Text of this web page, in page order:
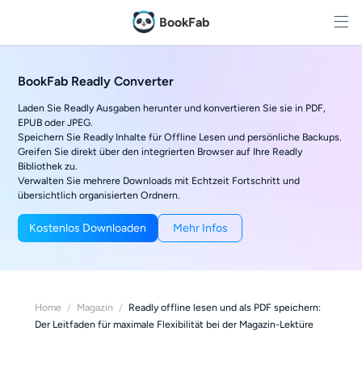
BookFab
BookFab Readly Converter
Laden Sie Readly Ausgaben herunter und konvertieren Sie sie in PDF,
EPUB oder JPEG.
Speichern Sie Readly Inhalte für Offline Lesen und persönliche Backups.
Greifen Sie direkt über den integrierten Browser auf Ihre Readly
Bibliothek zu.
Verwalten Sie mehrere Downloads mit Echtzeit Fortschritt und
übersichtlich organisierten Ordnern.
Kostenlos Downloaden Mehr Infos
Home / Magazin / Readly offline lesen und als PDF speichern:
Der Leitfaden für maximale Flexibilität bei der Magazin-Lektüre